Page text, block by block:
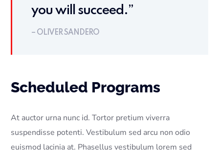
you will succeed.”
– OLIVER SANDERO
Scheduled Programs
At auctor urna nunc id. Tortor pretium viverra
suspendisse potenti. Vestibulum sed arcu non odio
euismod lacinia at. Phasellus vestibulum lorem sed